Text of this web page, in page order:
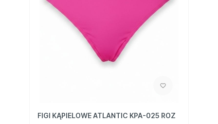
FIGI KĄPIELOWE ATLANTIC KPA-025 ROZ